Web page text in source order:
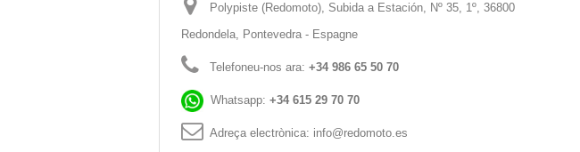
Polypiste (Redomoto), Subida a Estación, Nº 35, 1º, 36800
Redondela, Pontevedra - Espagne
Telefoneu-nos ara: +34 986 65 50 70
Whatsapp: +34 615 29 70 70
Adreça electrònica: info@redomoto.es